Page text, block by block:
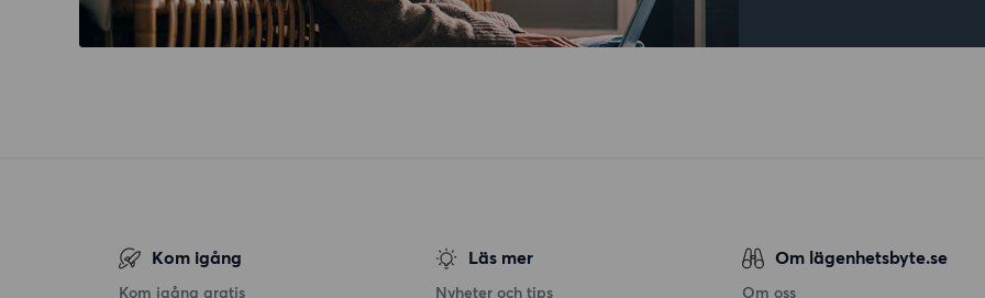
Kom igång
Kom igång gratis
Läs mer
Nyheter och tips
Om lägenhetsbyte.se
Om oss